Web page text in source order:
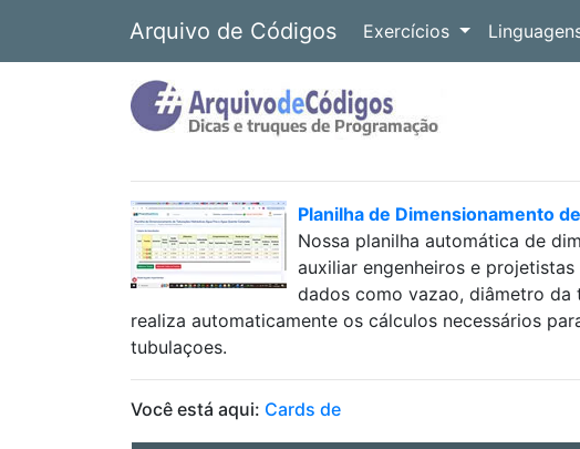
Arquivo de Códigos Exercícios
Planilha de Dimensionamento
Nossa planilha automática de
auxiliar engenheiros e
dados como vazao, diâmetro da
realiza automaticamente os cálculos necessários
tubulaçoes.
Você está aqui: Cards de